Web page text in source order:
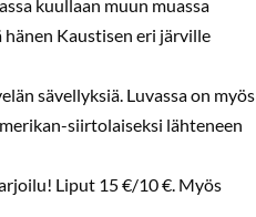
kuullaan muun muassa
Kaustisen eri järville
sävellyksiä. Luvassa on myös
siirtolaiseksi lähteneen
Liput 15 €/10 €. Myös